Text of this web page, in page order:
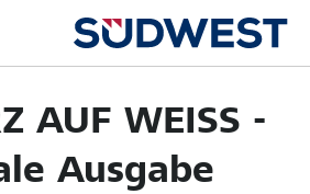
AUF WEISS -
Ausgabe